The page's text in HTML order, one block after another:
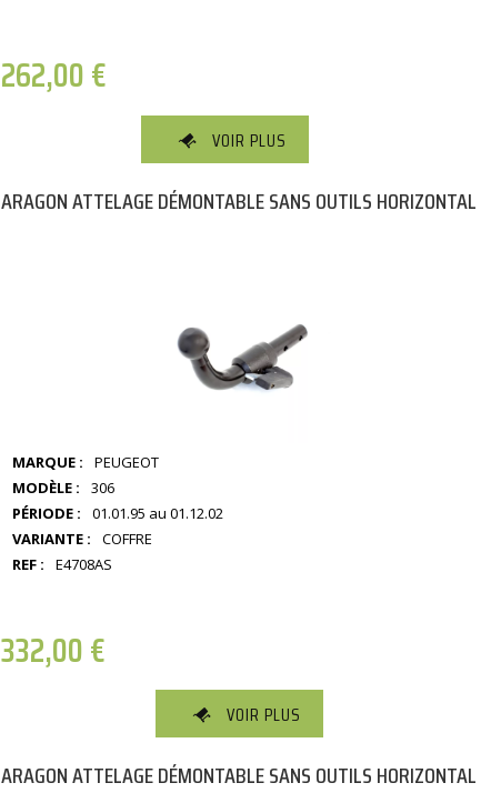
262,00€
VOIR PLUS
ARAGON ATTELAGE DÉMONTABLE SANS OUTILS HORIZONTAL
MARQUE :
PEUGEOT
MODÈLE :
306
PÉRIODE :
01.01.95 au 01.12.02
VARIANTE :
COFFRE
REF :
E4708AS
332,00€
VOIR PLUS
ARAGON ATTELAGE DÉMONTABLE SANS OUTILS HORIZONTAL